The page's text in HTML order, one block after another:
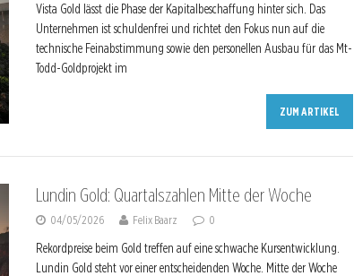
Vista Gold lässt die Phase der Kapitalbeschaffung hinter sich. Das
Unternehmen ist schuldenfrei und richtet den Fokus nun auf die
technische Feinabstimmung sowie den personellen Ausbau für das Mt-
Todd-Goldprojekt im
ZUM ARTIKEL
Lundin Gold: Quartalszahlen Mitte der Woche
04/05/2026 Felix Baarz 0
Rekordpreise beim Gold treffen auf eine schwache Kursentwicklung.
Lundin Gold steht vor einer entscheidenden Woche. Mitte der Woche